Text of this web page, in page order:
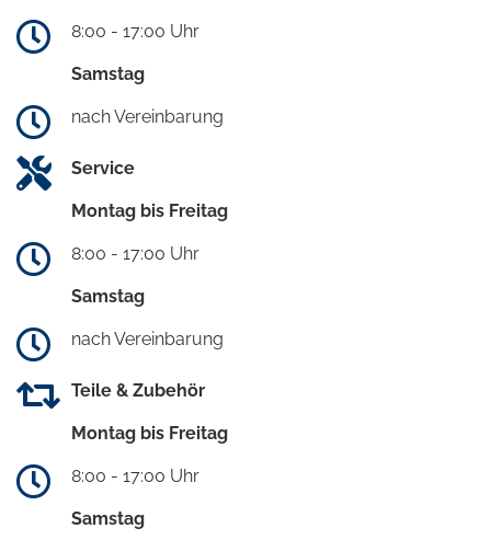
8:00 - 17:00 Uhr
Samstag
nach Vereinbarung
Service
Montag bis Freitag
8:00 - 17:00 Uhr
Samstag
nach Vereinbarung
Teile & Zubehör
Montag bis Freitag
8:00 - 17:00 Uhr
Samstag